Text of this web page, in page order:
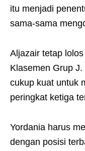
itu menjadi
sama-sama
Aljazair tetap
Klasemen Grup
cukup kuat untuk
peringkat ketiga
Yordania harus
dengan posisi